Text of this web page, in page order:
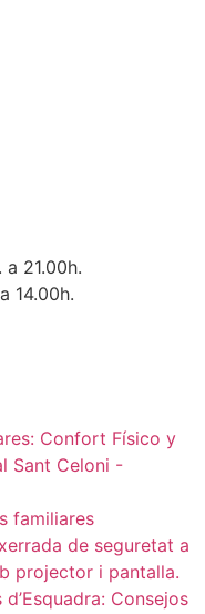
21.00h.
14.00h.
familiares
Consejos